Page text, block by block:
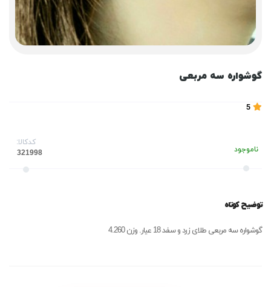
گوشواره سه مربعی
ناموجود
کدکالا:
توضیح کوتاه
گوشواره سه مربعی طلای زرد و سفد 18 عیار. وزن 4.260